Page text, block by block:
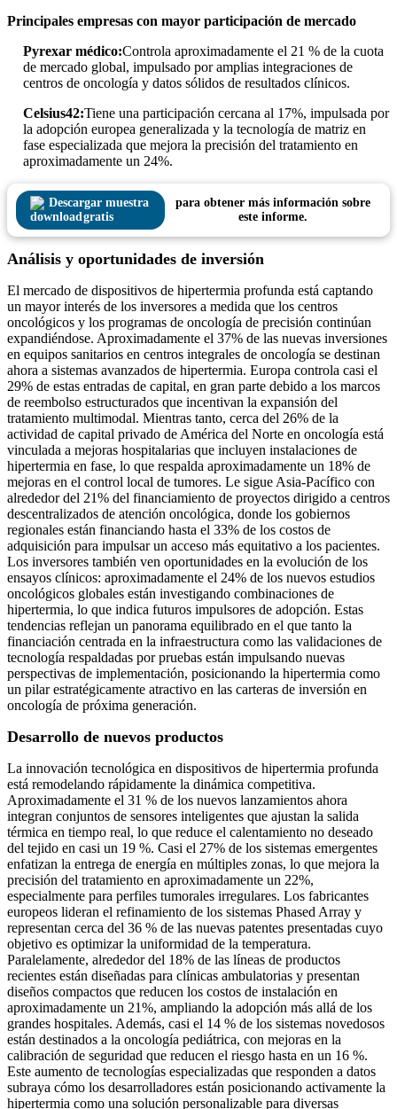
Principales empresas con mayor participación de mercado
Pyrexar médico:Controla aproximadamente el 21 % de la cuota
de mercado global, impulsado por amplias integraciones de
centros de oncología y datos sólidos de resultados clínicos.
Celsius42:Tiene una participación cercana al 17%, impulsada por
la adopción europea generalizada y la tecnología de matriz en
fase especializada que mejora la precisión del tratamiento en
aproximadamente un 24%.
Descargar muestra
gratis
para obtener más información sobre
este informe.
Análisis y oportunidades de inversión
El mercado de dispositivos de hipertermia profunda está captando
un mayor interés de los inversores a medida que los centros
oncológicos y los programas de oncología de precisión continúan
expandiéndose. Aproximadamente el 37% de las nuevas inversiones
en equipos sanitarios en centros integrales de oncología se destinan
ahora a sistemas avanzados de hipertermia. Europa controla casi el
29% de estas entradas de capital, en gran parte debido a los marcos
de reembolso estructurados que incentivan la expansión del
tratamiento multimodal. Mientras tanto, cerca del 26% de la
actividad de capital privado de América del Norte en oncología está
vinculada a mejoras hospitalarias que incluyen instalaciones de
hipertermia en fase, lo que respalda aproximadamente un 18% de
mejoras en el control local de tumores. Le sigue Asia-Pacífico con
alrededor del 21% del financiamiento de proyectos dirigido a centros
descentralizados de atención oncológica, donde los gobiernos
regionales están financiando hasta el 33% de los costos de
adquisición para impulsar un acceso más equitativo a los pacientes.
Los inversores también ven oportunidades en la evolución de los
ensayos clínicos: aproximadamente el 24% de los nuevos estudios
oncológicos globales están investigando combinaciones de
hipertermia, lo que indica futuros impulsores de adopción. Estas
tendencias reflejan un panorama equilibrado en el que tanto la
financiación centrada en la infraestructura como las validaciones de
tecnología respaldadas por pruebas están impulsando nuevas
perspectivas de implementación, posicionando la hipertermia como
un pilar estratégicamente atractivo en las carteras de inversión en
oncología de próxima generación.
Desarrollo de nuevos productos
La innovación tecnológica en dispositivos de hipertermia profunda
está remodelando rápidamente la dinámica competitiva.
Aproximadamente el 31 % de los nuevos lanzamientos ahora
integran conjuntos de sensores inteligentes que ajustan la salida
térmica en tiempo real, lo que reduce el calentamiento no deseado
del tejido en casi un 19 %. Casi el 27% de los sistemas emergentes
enfatizan la entrega de energía en múltiples zonas, lo que mejora la
precisión del tratamiento en aproximadamente un 22%,
especialmente para perfiles tumorales irregulares. Los fabricantes
europeos lideran el refinamiento de los sistemas Phased Array y
representan cerca del 36 % de las nuevas patentes presentadas cuyo
objetivo es optimizar la uniformidad de la temperatura.
Paralelamente, alrededor del 18% de las líneas de productos
recientes están diseñadas para clínicas ambulatorias y presentan
diseños compactos que reducen los costos de instalación en
aproximadamente un 21%, ampliando la adopción más allá de los
grandes hospitales. Además, casi el 14 % de los sistemas novedosos
están destinados a la oncología pediátrica, con mejoras en la
calibración de seguridad que reducen el riesgo hasta en un 16 %.
Este aumento de tecnologías especializadas que responden a datos
subraya cómo los desarrolladores están posicionando activamente la
hipertermia como una solución personalizable para diversas